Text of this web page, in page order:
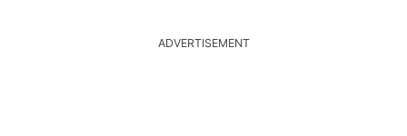
ADVERTISEMENT